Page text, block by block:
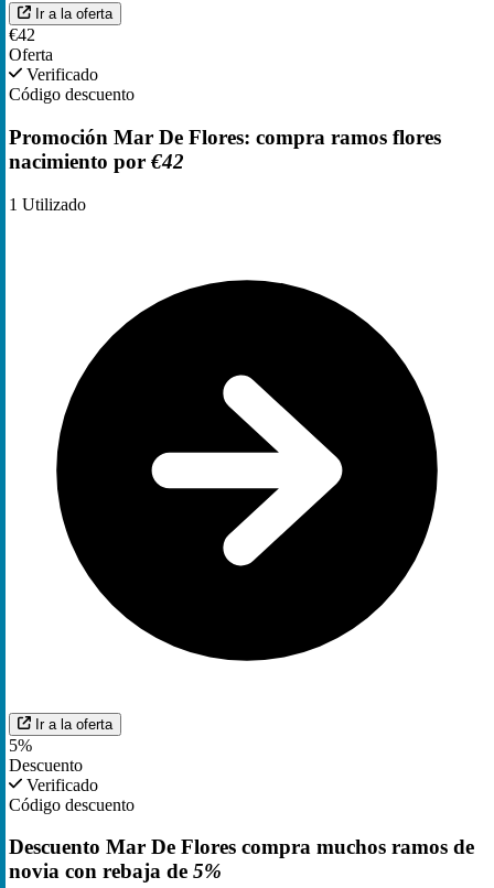
Ir a la oferta
€42
Oferta
Verificado
Código descuento
Promoción Mar De Flores: compra ramos flores
nacimiento por €42
1 Utilizado
Ir a la oferta
5%
Descuento
Verificado
Código descuento
Descuento Mar De Flores compra muchos ramos de
novia con rebaja de 5%